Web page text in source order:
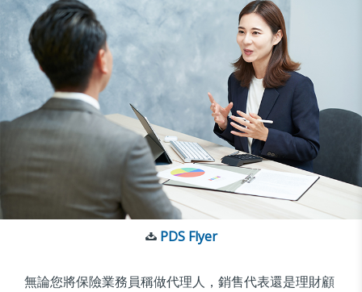
PDS Flyer
無論您將保險業務員稱做代理人，銷售代表還是理財顧